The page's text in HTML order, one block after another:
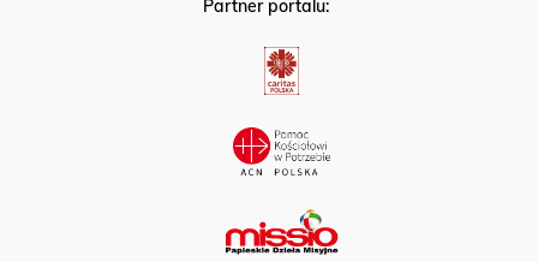
Partner portalu: